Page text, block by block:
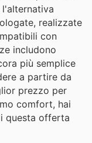
realizzate
con
includono
più semplice
a partire da
prezzo per
comfort, hai
questa offerta